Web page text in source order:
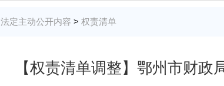
法定主动公开内容 > 权责清单
【权责清单调整】鄂州市财政